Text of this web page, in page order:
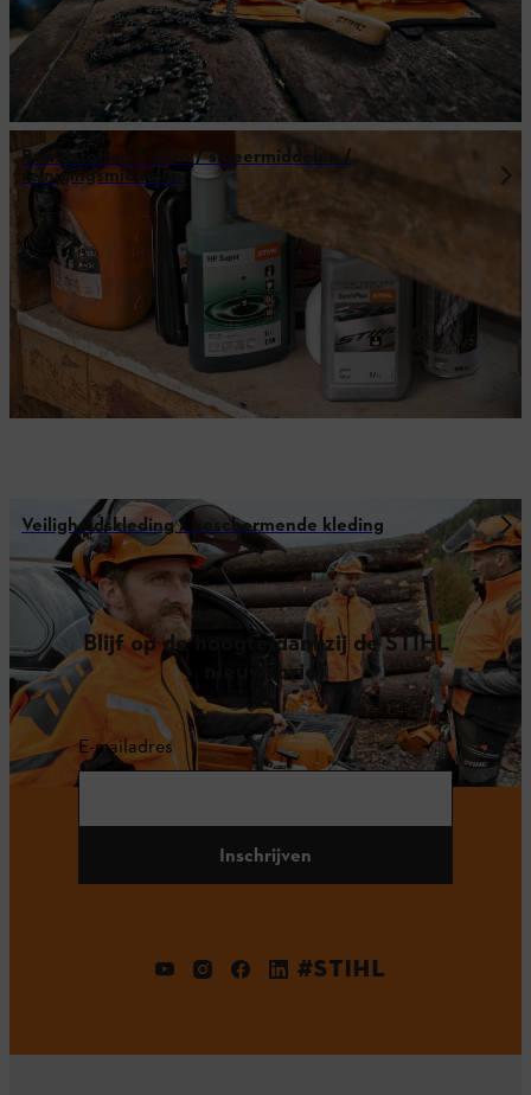
Brandstoffen / oliën / smeermiddelen /
reinigingsmiddelen
Veiligheidskleding / beschermende kleding
Blijf op de hoogte dankzij de STIHL
nieuwsbrief
E-mailadres
Inschrijven
#STIHL